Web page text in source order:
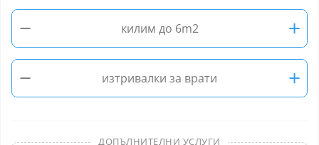
−
килим до 6m2
+
−
изтривалки за врати +
ДОПЪЛНИТЕЛНИ УСЛУГИ